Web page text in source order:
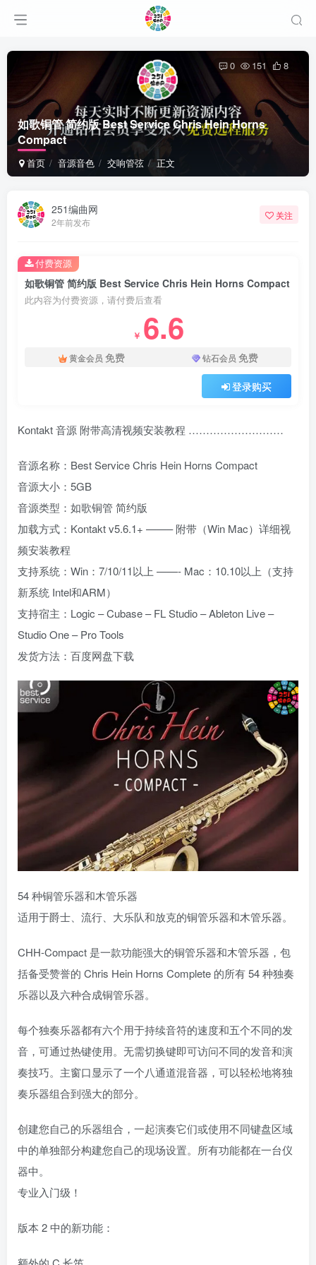
如歌铜管 简约版 Best Service Chris Hein Horns
Compact
首页 音源音色 交响管弦 正文
0 151 8
251编曲网
2年前发布
关注
如歌铜管 简约版 Best Service Chris Hein Horns Compact
此内容为付费资源，请付费后查看
￥ 6.6
黄金会员 免费 钻石会员 免费
登录购买
付费资源
Kontakt 音源 附带高清视频安装教程 ………………………
音源名称：Best Service Chris Hein Horns Compact
音源大小：5GB
音源类型：如歌铜管 简约版
加载方式：Kontakt v5.6.1+ ——– 附带（Win Mac）详细视
频安装教程
支持系统：Win：7/10/11以上 ——- Mac：10.10以上（支持
新系统 Intel和ARM）
支持宿主：Logic – Cubase – FL Studio – Ableton Live –
Studio One – Pro Tools
发货方法：百度网盘下载
54 种铜管乐器和木管乐器
适用于爵士、流行、大乐队和放克的铜管乐器和木管乐器。
CHH-Compact 是一款功能强大的铜管乐器和木管乐器，包
括备受赞誉的 Chris Hein Horns Complete 的所有 54 种独奏
乐器以及六种合成铜管乐器。
每个独奏乐器都有六个用于持续音符的速度和五个不同的发
音，可通过热键使用。无需切换键即可访问不同的发音和演
奏技巧。主窗口显示了一个八通道混音器，可以轻松地将独
奏乐器组合到强大的部分。
创建您自己的乐器组合，一起演奏它们或使用不同键盘区域
中的单独部分构建您自己的现场设置。所有功能都在一台仪
器中。
专业入门级！
版本 2 中的新功能：